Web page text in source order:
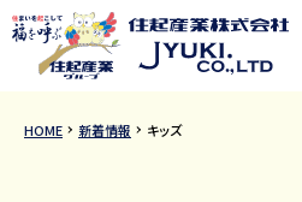
HOME 新着情報 キッズ